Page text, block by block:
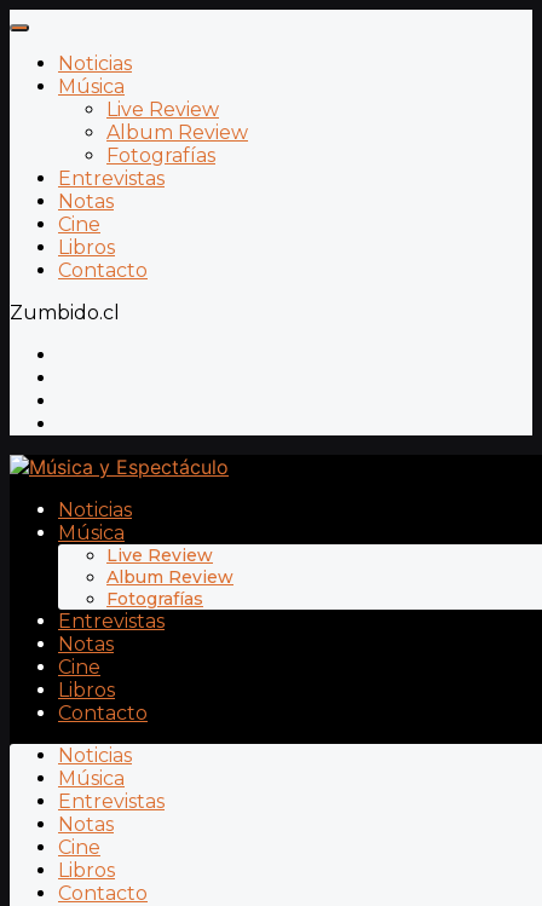
Noticias
Música
Live Review
Album Review
Fotografías
Entrevistas
Notas
Cine
Libros
Contacto
Zumbido.cl
Noticias
Música
Live Review
Album Review
Fotografías
Entrevistas
Notas
Cine
Libros
Contacto
Noticias
Música
Entrevistas
Notas
Cine
Libros
Contacto